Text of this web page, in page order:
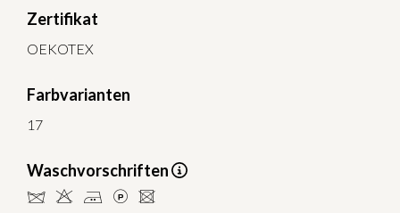
Zertifikat
OEKOTEX
Farbvarianten
17
Waschvorschriften
dHELU